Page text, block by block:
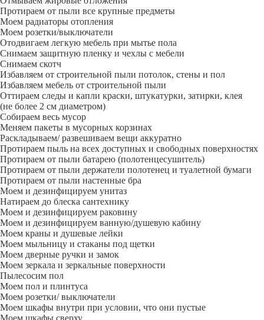
Протираем от пыли все крупные предметы
Моем радиаторы отопления
Моем розетки/выключатели
Отодвигаем легкую мебель при мытье пола
Снимаем защитную пленку и чехлы с мебели
Снимаем скотч
Избавляем от строительной пыли потолок, стены и пол
Избавляем мебель от строительной пыли
Оттираем следы и капли краски, штукатурки, затирки, клея
(не более 2 см диаметром)
Собираем весь мусор
Меняем пакеты в мусорных корзинах
Раскладываем/ развешиваем вещи аккуратно
Протираем пыль на всех доступных и свободных поверхностях
Протираем от пыли батарею (полотенцесушитель)
Протираем от пыли держатели полотенец и туалетной бумаги
Протираем от пыли настенные бра
Моем и дезинфицируем унитаз
Натираем до блеска сантехнику
Моем и дезинфицируем раковину
Моем и дезинфицируем ванную/душевую кабину
Моем краны и душевые лейки
Моем мыльницу и стаканы под щетки
Моем дверные ручки и замок
Моем зеркала и зеркальные поверхности
Пылесосим пол
Моем пол и плинтуса
Моем розетки/ выключатели
Моем шкафы внутри при условии, что они пустые
Моем шкафы сверху